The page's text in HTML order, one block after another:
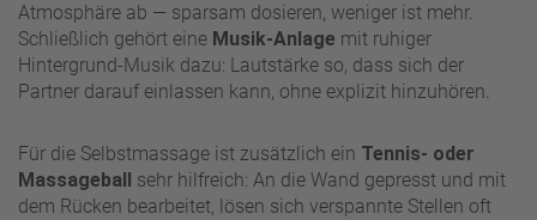
Atmosphäre ab — sparsam dosieren, weniger ist mehr.
Schließlich gehört eine Musik-Anlage mit ruhiger
Hintergrund-Musik dazu: Lautstärke so, dass sich der
Partner darauf einlassen kann, ohne explizit hinzuhören.
Für die Selbstmassage ist zusätzlich ein Tennis- oder
Massageball
sehr hilfreich: An die Wand gepresst und mit
dem Rücken bearbeitet, lösen sich verspannte Stellen oft